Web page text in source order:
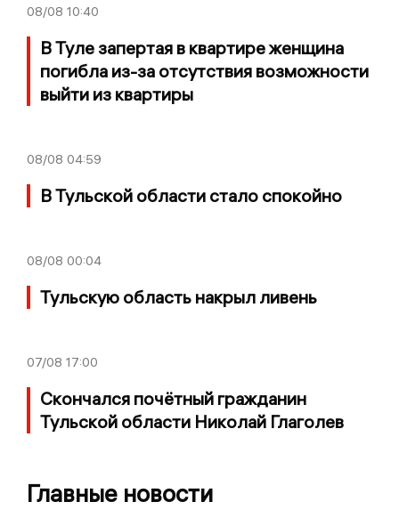
08/08 10:40
В Туле запертая в квартире женщина
погибла из-за отсутствия возможности
выйти из квартиры
08/08 04:59
В Тульской области стало спокойно
08/08 00:04
Тульскую область накрыл ливень
07/08 17:00
Скончался почётный гражданин
Тульской области Николай Глаголев
Главные новости